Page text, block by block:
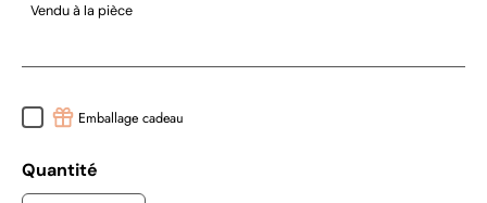
Vendu à la pièce
Emballage cadeau
Quantité